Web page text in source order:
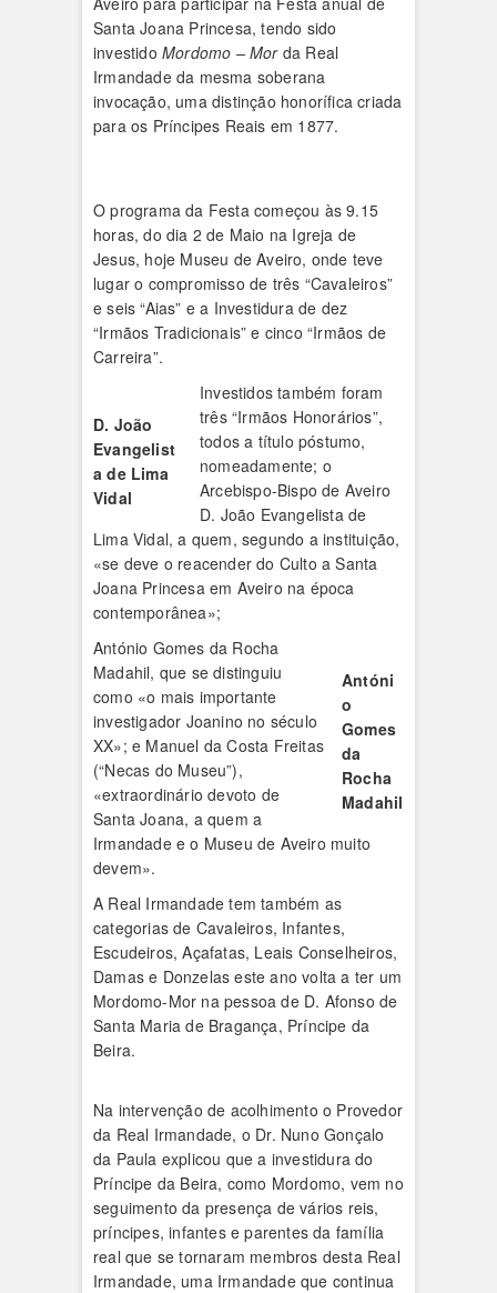
Santa Joana Princesa, tendo sido
investidoMordomo – Mor da Real
Irmandade da mesma soberana
invocação, uma distinção honorífica criada
para os Príncipes Reais em 1877.
O programa da Festa começou às 9.15
horas, do dia 2 de Maio na Igreja de
Jesus, hoje Museu de Aveiro, onde teve
lugar o compromisso de três “Cavaleiros”
e seis “Aias” e a Investidura de dez
“Irmãos Tradicionais” e cinco “Irmãos de
Carreira”.
D. João
Evangelist
a de Lima
Vidal
Investidos também foram
três “Irmãos Honorários”,
todos a título póstumo,
nomeadamente; o
Arcebispo-Bispo de Aveiro
D. João Evangelista de
Lima Vidal, a quem, segundo a instituição,
«se deve o reacender do Culto a Santa
Joana Princesa em Aveiro na época
contemporânea»;
Antóni
o
Gomes
da
Rocha
Madahil
António Gomes da Rocha
Madahil, que se distinguiu
como «o mais importante
investigador Joanino no século
XX»; e Manuel da Costa Freitas
(“Necas do Museu”),
«extraordinário devoto de
Santa Joana, a quem a
Irmandade e o Museu de Avei­ro muito
devem».
A Real Irmandade tem também as
categorias de Cavaleiros, Infantes,
Escudeiros, Açafatas, Leais Conselheiros,
Damas e Donzelas este ano volta a ter um
Mordomo-Mor na pessoa de D. Afonso de
Santa Maria de Bragança, Príncipe da
Beira.
Na intervenção de acolhimento o Provedor
da Real Irmandade, o Dr. Nuno Gonçalo
da Paula explicou que a investidura do
Príncipe da Beira, como Mordomo, vem no
seguimento da presença de vários reis,
príncipes, infantes e parentes da família
real que se tornaram membros desta Real
Irmandade, uma Irmandade que continua